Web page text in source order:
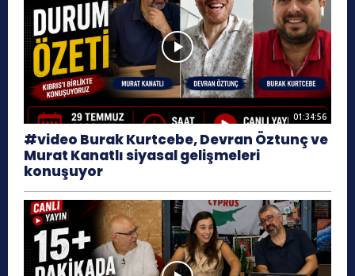
01:34:56
#video Burak Kurtcebe, Devran Öztunç ve
Murat Kanatlı siyasal gelişmeleri
konuşuyor